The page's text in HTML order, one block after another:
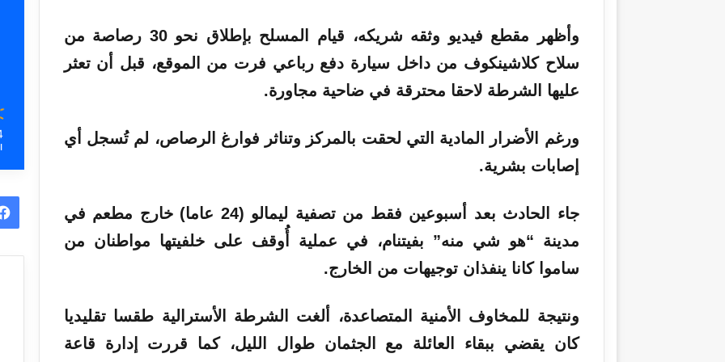
وأظهر مقطع فيديو وثقه شريكه، قيام المسلح بإطلاق نحو 30 رصاصة من
سلاح كلاشينكوف من داخل سيارة دفع رباعي فرت من الموقع، قبل أن تعثر
عليها الشرطة لاحقا محترقة في ضاحية مجاورة.
ورغم الأضرار المادية التي لحقت بالمركز وتناثر فوارغ الرصاص، لم تُسجل أي
إصابات بشرية.
جاء الحادث بعد أسبوعين فقط من تصفية ليمالو
(24 عاما) خارج مطعم في
مدينة “هو شي منه” بفيتنام، في عملية أُوقف على خلفيتها مواطنان من
ساموا كانا ينفذان توجيهات من الخارج.
ونتيجة للمخاوف الأمنية المتصاعدة، ألغت الشرطة الأسترالية طقسا تقليديا
كان يقضي ببقاء العائلة مع الجثمان طوال الليل، كما قررت إدارة قاعة